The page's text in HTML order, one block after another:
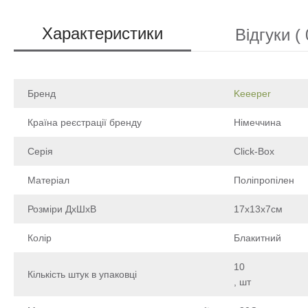
Характеристики Відгуки (
Бренд Keeeper
Країна реєстрації бренду Німеччина
Серія Click-Box
Матеріал Поліпропілен
Розміри ДхШхВ 17х13х7см
Колір Блакитний
Кількість штук в упаковці
10
шт